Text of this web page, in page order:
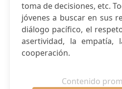
toma de decisiones, etc.
jóvenes a buscar en sus
diálogo pacífico, el
asertividad, la empatía,
cooperación.
Contenido